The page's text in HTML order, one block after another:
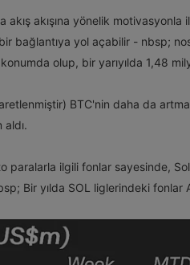
akışına yönelik motivasyonla
bağlantıya yol açabilir - nbsp;
olup, bir yarıyılda 1,48
BTC'nin daha da
aldı.
paralarla ilgili fonlar sayesinde,
Bir yılda SOL liglerindeki fonlar